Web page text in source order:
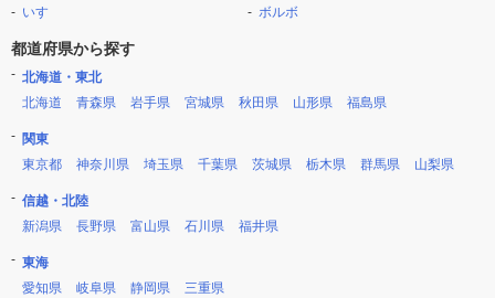
いすゞ
ボルボ
都道府県から探す
北海道・東北
北海道
青森県 岩手県 宮城県 秋田県 山形県 福島県
関東
東京都
神奈川県 埼玉県 千葉県 茨城県 栃木県 群馬県 山梨県
信越・北陸
新潟県
長野県 富山県 石川県 福井県
東海
愛知県
岐阜県 静岡県 三重県